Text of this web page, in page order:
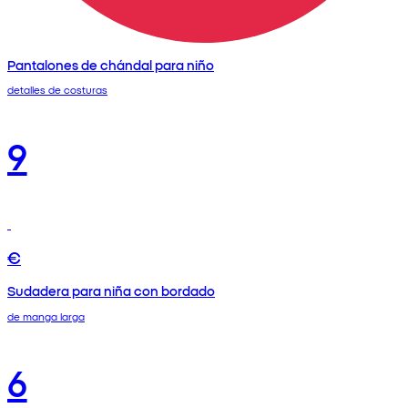
Pantalones de chándal para niño
detalles de costuras
9
€
Sudadera para niña con bordado
de manga larga
6